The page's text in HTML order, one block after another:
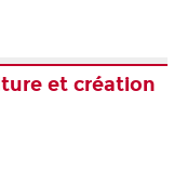
et création